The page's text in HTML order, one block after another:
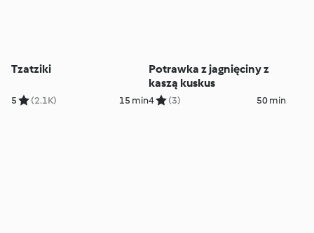
Tzatziki
5 (2.1K) 15 min
Potrawka z jagnięciny z
kaszą kuskus
4 (3) 50 min